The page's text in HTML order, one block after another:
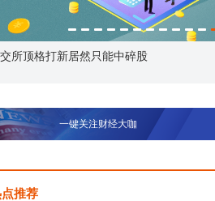
所顶格打新居然只能中碎股
一键关注财经大咖
推荐